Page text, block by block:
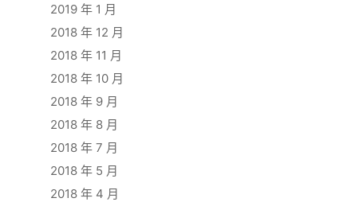
2019 年 1 月
2018 年 12 月
2018 年 11 月
2018 年 10 月
2018 年 9 月
2018 年 8 月
2018 年 7 月
2018 年 5 月
2018 年 4 月